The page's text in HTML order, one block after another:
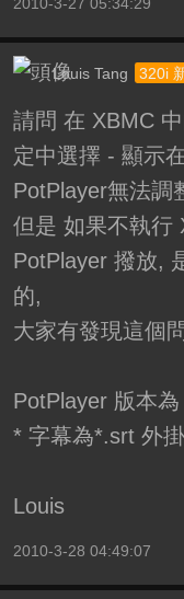
Louis Tang 320i
請問 在 XBMC
定中選擇 - 顯示
PotPlayer無法調
但是 如果不執行
PotPlayer 撥放,
的,
大家有發現這個
PotPlayer 版本
* 字幕為*.srt 外
Louis
2010-3-28 04:49:07